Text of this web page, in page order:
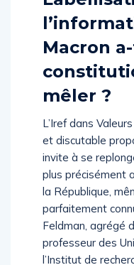
Macron
L’Iref dans
et discutable
invite à se
plus précisément
la République,
parfaitement
Feldman, agrégé
professeur des